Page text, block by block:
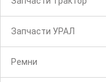
Запчасти УРАЛ
Ремни